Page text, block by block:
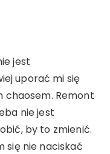
jest
uporać mi się
chaosem. Remont
nie jest
by to zmienić.
się nie naciskać